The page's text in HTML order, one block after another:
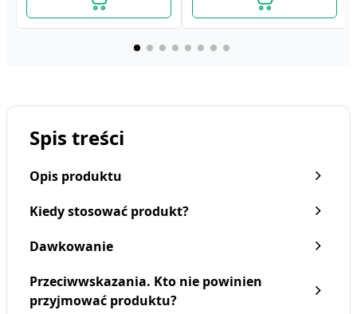
Aleve, 220 mg,tabl.powl.,
(i.row),InPh,Francja, 24
Aleve, 220 mg, tabletki
Spis treści
Opis produktu
Kiedy stosować produkt?
Dawkowanie
Przeciwwskazania. Kto nie powinien
przyjmować produktu?